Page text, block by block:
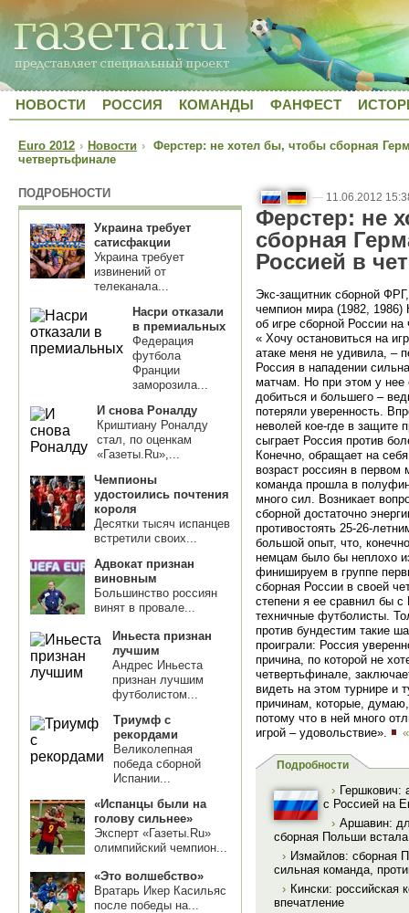
НОВОСТИ РОССИЯ КОМАНДЫ ФАНФЕСТ
Euro 2012 › Новости › Ферстер: не хотел бы, чтобы сборная
четвертьфинале
ПОДРОБНОСТИ
Украина требует
сатисфакции
Украина требует
извинений от
телеканала...
Насри отказали
в премиальных
Федерация
футбола
Франции
заморозила...
И снова Роналду
Криштиану Роналду
стал, по оценкам
«Газеты.Ru»,...
Чемпионы
удостоились почтения
короля
Десятки тысяч испанцев
встретили своих...
Адвокат признан
виновным
Большинство россиян
винят в провале...
Иньеста признан
лучшим
Андрес Иньеста
признан лучшим
футболистом...
Триумф с
рекордами
Великолепная
победа сборной
Испании...
«Испанцы были на
голову сильнее»
Эксперт «Газеты.Ru»
олимпийский чемпион...
«Это волшебство»
Вратарь Икер Касильяс
после победы на...
— 11.06.2012
Ферстер: не
сборная
Россией в
Экс-защитник сборной
чемпион мира (1982,
об игре сборной России
« Хочу остановиться на
атаке меня не удивила, –
Россия в нападении
матчам. Но при этом у нее
добиться и большего –
потеряли уверенность.
неволей кое-где в защите
сыграет Россия против
Конечно, обращает на
возраст россиян в первом
команда прошла в
много сил. Возникает
сборной достаточно
противостоять 25-26-
большой опыт, что,
немцам было бы неплохо
финишируем в группе
сборная России в своей
степени я ее сравнил бы
техничные футболисты.
против бундестим такие
проиграли: Россия
причина, по которой не
четвертьфинале,
видеть на этом турнире и
причинам, которые,
потому что в ней много
игрой – удовольствие».
Подробности
› Гершкович:
с Россией на
› Аршавин:
сборная Польши
› Измайлов: сборная
сильная команда,
› Кински: российская
впечатление